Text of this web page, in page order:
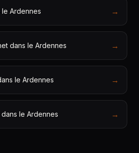
Ardennes →
dans le Ardennes →
le Ardennes →
le Ardennes →